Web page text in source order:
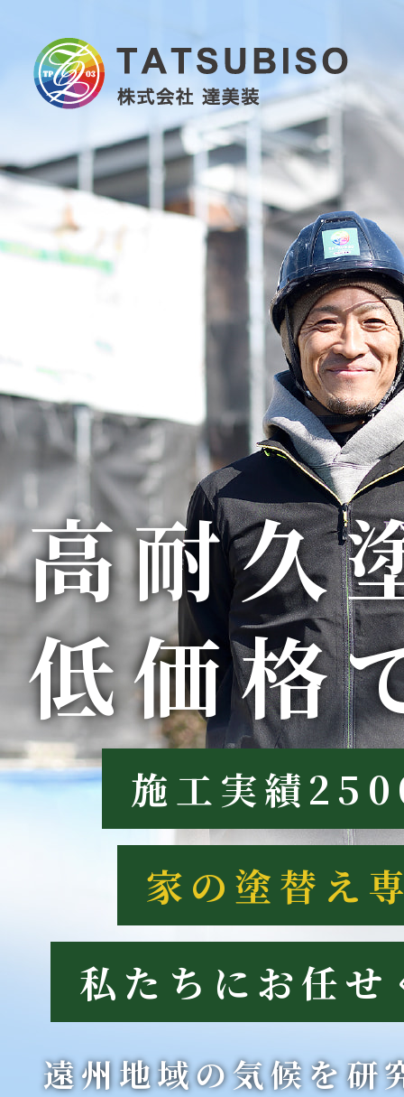
高耐久
低価格
施工実績
家の塗替え
私たちにお任
遠州地域の気候を研